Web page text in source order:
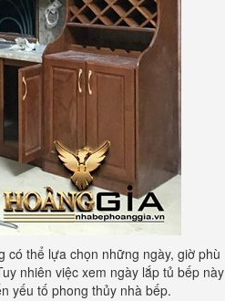
có thể lựa chọn những ngày, giờ phù
nhiên việc xem ngày lắp tủ bếp này
yếu tố phong thủy nhà bếp.